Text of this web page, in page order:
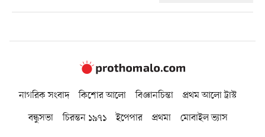
নাগরিক সংবাদ কিশোর আলো বিজ্ঞানচিন্তা
প্রথম আলো ট্রাস্ট
বন্ধুসভা
চিরন্তন ১৯৭১ ইপেপার প্রথমা মোবাইল ভ্যাস